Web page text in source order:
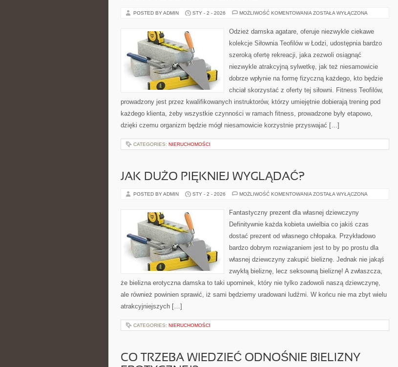
POSTED BY ADMIN STY - 2 - 2026 MOŻLIWOŚĆ KOMENTOWANIA SITODRUK
WYKONYWANY
JEST
NAJWYŻSZYM
ZOSTAŁA WYŁĄCZONA
Odzież damska agatare, oferuje niezwykle ciekawe
kolekcje Siłownia Teofilów w Łodzi, udostępnia bardzo
szeroką ofertę rekreacji, jaka zezwoli osiągnąć
niezwykle atrakcyjną sylwetkę, jak też niesamowicie
dobrze wpłynie na formę fizyczną każdego, kto będzie
chciał skorzystać z oferty tej siłowni. Fitness Teofilów,
prowadzony jest przez kwalifikowanych instruktorów, którzy umiejętnie dobierają trening pod
każdego klienta, żeby wszystkie czynności w ramach fitness, prowadzone były etapowo,
dzięki czemu organizm będzie mógł niesamowicie korzystnie przyswajać […]
CATEGORIES: NIERUCHOMOŚCI
JAK DUŻO PIĘKNIEJ WYGLĄDAĆ?
POSTED BY ADMIN STY - 2 - 2026 MOŻLIWOŚĆ KOMENTOWANIA JAK
WYGLĄDAĆ?
ZOSTAŁA WYŁĄCZONA
Fantastyczny prezent dla własnej dziewczyny
Definitywnie każda kobieta uwielbia co jakiś czas
dostać prezent od własnego chłopaka. Przykładowo
bardzo dobrym rozwiązaniem jest to by po prostu dla
własnej dziewczyny zakupić bieliznę. Jednak nie jakąś
zwykłą bieliznę, lecz seksowną bieliznę! A zwłaszcza,
że bielizna erotyczna damska to taki upominek, który nie tylko zadowoli naszą dziewczynę,
ale również powinien sprawić, iż sami będziemy uradowani ludźmi. W końcu nie ma zbyt wielu
atrakcyjniejszych […]
CATEGORIES: NIERUCHOMOŚCI
CO TRZEBA WIEDZIEĆ ODNOŚNIE BIELIZNY